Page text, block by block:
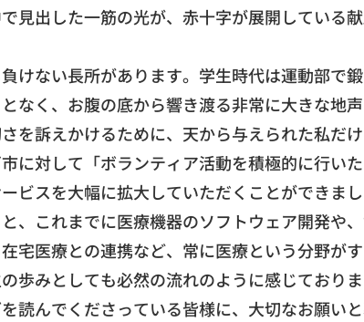
見出した一筋の光が、 赤十字が展開している献
けない長所があります。 学生時代は運動部で鍛
なく、 お腹の底から響き渡る非常に大きな地声
を訴えかけるために、 天から与えられた私だ
に対して「ボランティア活動を積極的に行いた
ビスを大幅に拡大していただくことができま
、 これまでに医療機器のソフトウェア開発や、
宅医療との連携など、 常に医療という分野が
歩みとしても必然の流れのように感じておりま
読んでくださっている皆様に、 大切なお願い